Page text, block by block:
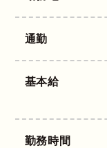
通勤
基本給
勤務時間